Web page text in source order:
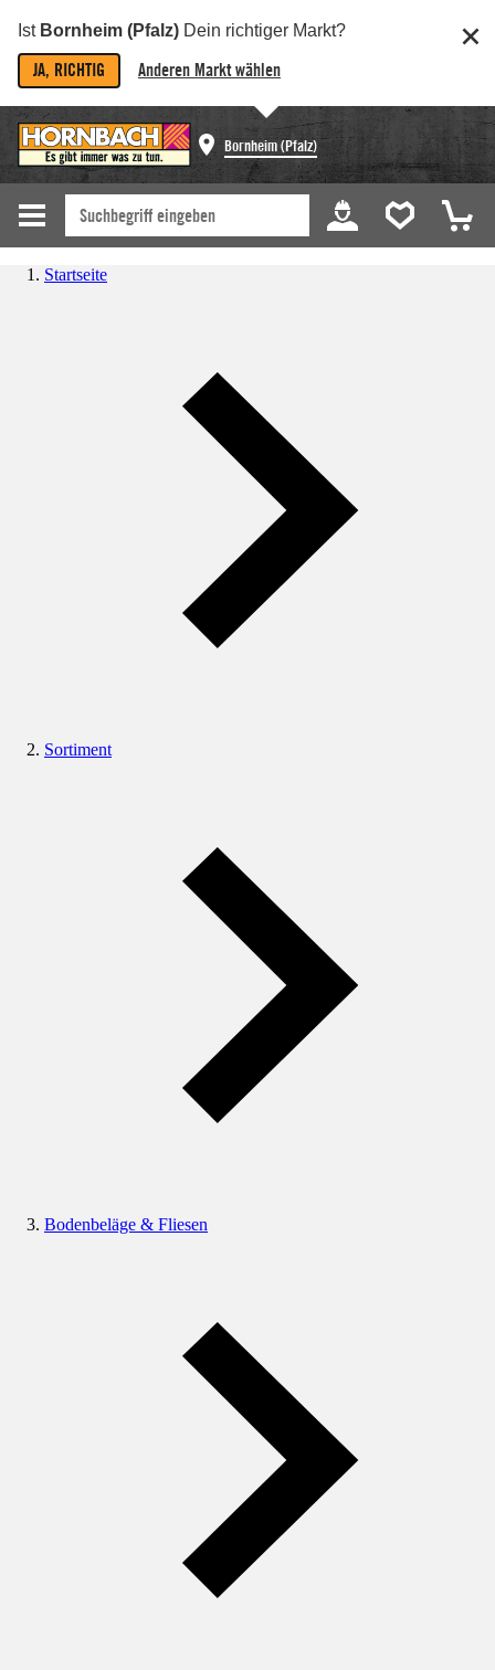
Ist Bornheim (Pfalz) Dein richtiger Markt?
JA, RICHTIG Anderen Markt wählen
Bornheim (Pfalz)
Startseite
Sortiment
Bodenbeläge & Fliesen